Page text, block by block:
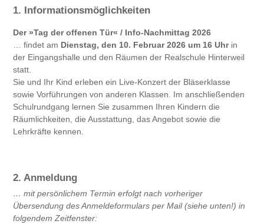
1. Informationsmöglichkeiten
Der »Tag der offenen Tür« / Info-Nachmittag 2026
… findet am Dienstag, den 10. Februar 2026 um 16 Uhrin
der Eingangshalle und den Räumen der Realschule Hinterweil
statt.
Sie und Ihr Kind erleben ein Live-Konzert der Bläserklasse
sowie Vorführungen von anderen Klassen. Im anschließenden
Schulrundgang lernen Sie zusammen Ihren Kindern die
Räumlichkeiten, die Ausstattung, das Angebot sowie die
Lehrkräfte kennen.
2. Anmeldung
… mit persönlichem Termin erfolgt nach vorheriger
Übersendung des Anmeldeformulars per Mail (siehe unten!) in
folgendem Zeitfenster: